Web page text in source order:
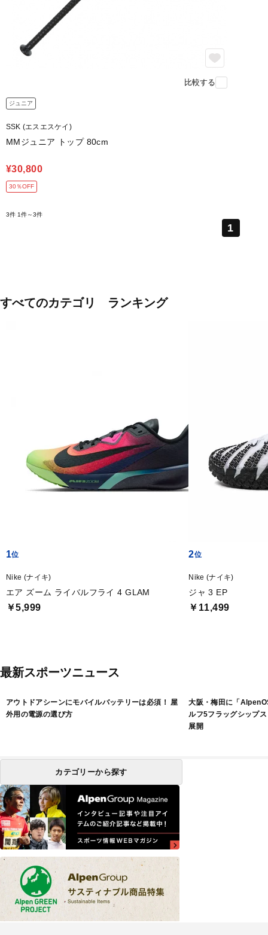
比較する
ジュニア
SSK (エスエスケイ)
MMジュニア トップ 80cm
¥30,800
30％OFF
3件 1件～3件
1
すべてのカテゴリ ランキング
1
Nike (ナイキ)
エア ズーム ライバルフライ 4 GLAM
￥5,999
2
Nike (ナイキ)
ジャ 3 EP
￥11,499
最新スポーツニュース
アウトドアシーンにモバイルバッテリーは必須！ 屋
外用の電源の選び方
大阪・梅田に「
ルフ5フラッグシップ
展開
カテゴリーから探す